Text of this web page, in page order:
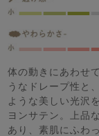
体の動きにあわせ
うなドレープ性と
ような美しい光沢
ヨンサテン。上品
あり、素肌にふわ